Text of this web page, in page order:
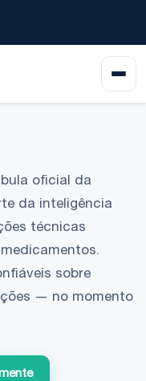
oficial da
da inteligência
técnicas
sobre
— no momento